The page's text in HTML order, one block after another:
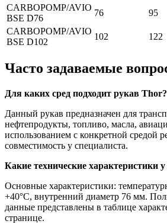
CARBOPOMP/AVIO
BSE D76
76 95
CARBOPOMP/AVIO
BSE D102
102 122
Часто задаваемые
Для каких сред подходит рукав Thor?
Данный рукав предназначен для
нефтепродукты, топливо, масла,
использованием с конкретной средой
совместимость у специалиста.
Какие технические характеристики
Основные характеристики:
+40°C, внутренний диаметр 76 мм.
данные представлены в таблице
странице.